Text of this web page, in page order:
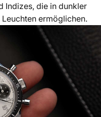
Indizes, die in dunkler
ermöglichen.